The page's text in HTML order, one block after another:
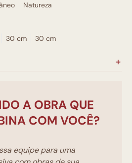
Natureza
30 cm 30 cm
A OBRA QUE
COM VOCÊ?
equipe para uma